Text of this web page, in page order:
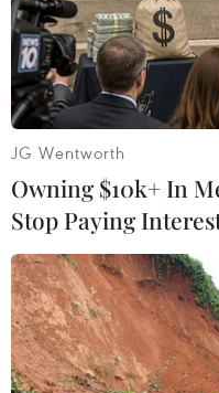
Dải núi đá mang hình
(Ảnh:
JG Wentworth
Owning $10k+ In
Stop Paying